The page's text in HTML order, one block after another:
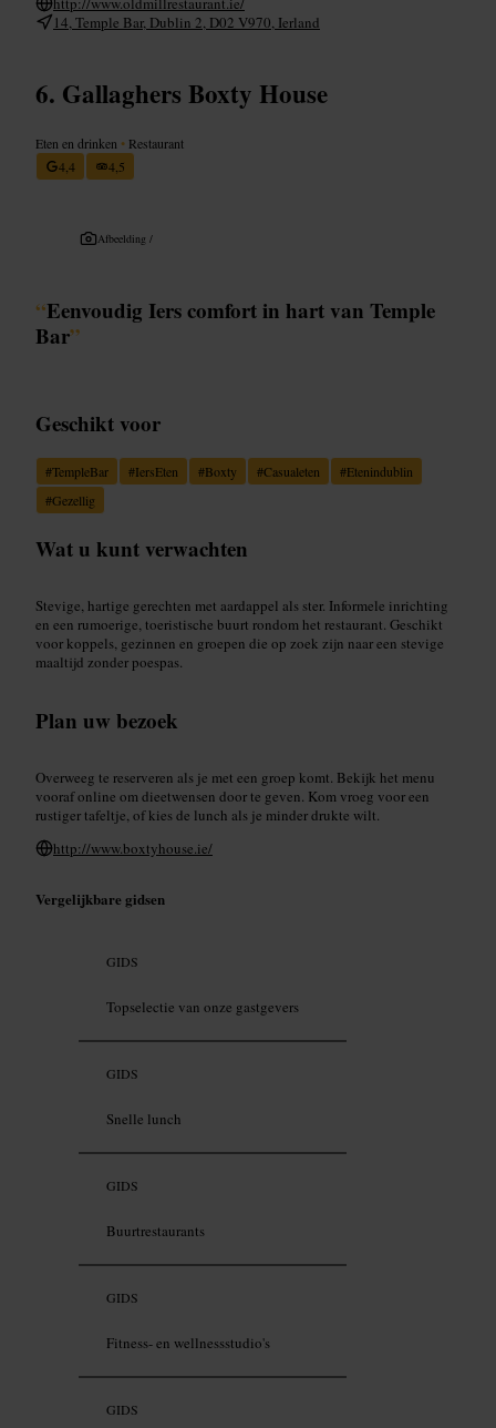
14, Temple Bar, Dublin 2, D02 V970, Ierland
Gallaghers Boxty House
Eten en drinken • Restaurant
4,4
4,5
Afbeelding /
“Eenvoudig Iers comfort in hart van Temple
Bar”
Geschikt voor
#TempleBar #IersEten #Boxty #Casualeten #Etenindublin
#Gezellig
Wat u kunt verwachten
Stevige, hartige gerechten met aardappel als ster. Informele inrichting
en een rumoerige, toeristische buurt rondom het restaurant. Geschikt
voor koppels, gezinnen en groepen die op zoek zijn naar een stevige
maaltijd zonder poespas.
Plan uw bezoek
Overweeg te reserveren als je met een groep komt. Bekijk het menu
vooraf online om dieetwensen door te geven. Kom vroeg voor een
rustiger tafeltje, of kies de lunch als je minder drukte wilt.
http://www.boxtyhouse.ie/
Vergelijkbare gidsen
GIDS
Topselectie van onze gastgevers
GIDS
Snelle lunch
GIDS
Buurtrestaurants
GIDS
Fitness- en wellnessstudio's
GIDS